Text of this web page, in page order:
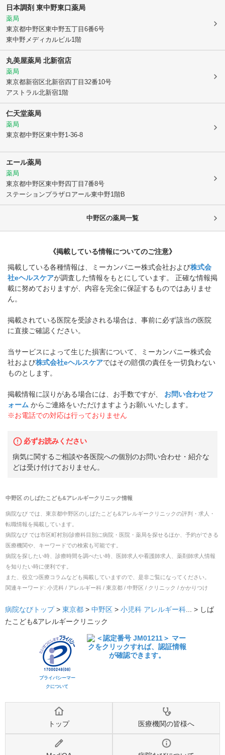
日本調剤 東中野東口薬局
薬局
東京都中野区東中野五丁目6番6号
東中野メディカルビル1階
丸美屋薬局 北新宿店
薬局
東京都新宿区北新宿四丁目32番10号
アストラル北新宿1階
仁天堂薬局
薬局
東京都中野区東中野1-36-8
エール薬局
薬局
東京都中野区東中野四丁目7番8号
ステーションプラザロアール東中野1階B
中野区の薬局一覧
《掲載している情報についてのご注意》
掲載している各種情報は、ミーカンパニー株式会社および株式会
社eヘルスケアが調査した情報をもとにしています。 正確な情報掲
載に努めておりますが、内容を完全に保証するものではありませ
ん。
掲載されている医院を受診される場合は、事前に必ず該当の医院
に直接ご確認ください。
当サービスによって生じた損害について、ミーカンパニー株式会
社および株式会社eヘルスケアではその賠償の責任を一切負わない
ものとします。
掲載情報に誤りがある場合には、お手数ですが、
お問い合わせフ
ォーム からご連絡をいただけますようお願いいたします。
※お電話での対応は行っておりません
必ずお読みください
病気に関するご相談や各医院への個別のお問い合わせ・紹介な
どは受け付けておりません。
中野区のしばたこども&アレルギークリニック情報
病院なび では、 東京都中野区のしばたこども&アレルギークリニックの評判・求人・
転職情報を掲載しています。
病院なび では市区町村別/診療科目別に病院・医院・薬局を探せるほか、予約ができる
医療機関や、キーワードでの検索も可能です。
病院を探したい時、診療時間を調べたい時、医師求人や看護師求人、薬剤師求人情報
を知りたい時に便利です。
また、役立つ医療コラムなども掲載していますので、是非ご覧になってください。
関連キーワード: 小児科 / アレルギー科 / 東京都 / 中野区 / クリニック / かかりつけ
病院なびトップ > 東京都 > 中野区 > 小児科 アレルギー科... > しば
たこども&アレルギークリニック
プライバシーマー
クについて
トップ 医療機関の皆様へ